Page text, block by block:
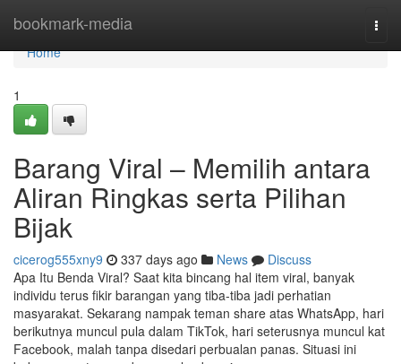
bookmark-media
Home
Home
1
Barang Viral – Memilih antara
Aliran Ringkas serta Pilihan
Bijak
cicerog555xny9 337 days ago News
Discuss
Apa Itu Benda Viral? Saat kita bincang hal item viral, banyak
individu terus fikir barangan yang tiba-tiba jadi perhatian
masyarakat. Sekarang nampak teman share atas WhatsApp, hari
berikutnya muncul pula dalam TikTok, hari seterusnya muncul kat
Facebook, malah tanpa disedari perbualan panas. Situasi ini